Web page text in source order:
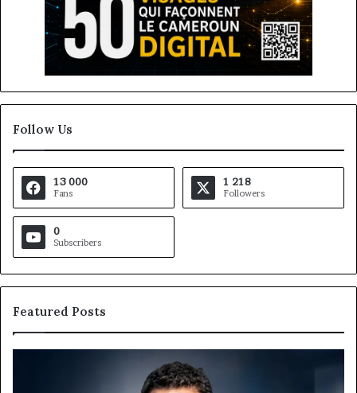
Follow Us
13 000
Fans
1 218
Followers
0
Subscribers
Featured Posts